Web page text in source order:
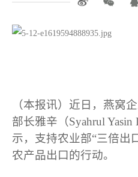
（本报讯）近日，燕窝
部长雅辛（Syahrul
示，支持农业部“三倍出
农产品出口的行动。